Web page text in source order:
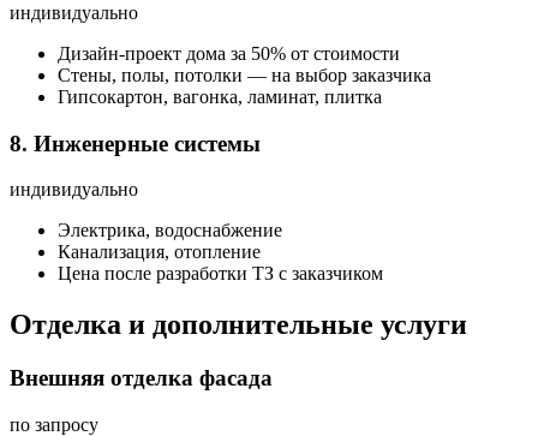
индивидуально
Дизайн-проект дома за 50% от стоимости
Стены, полы, потолки — на выбор заказчика
Гипсокартон, вагонка, ламинат, плитка
8. Инженерные системы
индивидуально
Электрика, водоснабжение
Канализация, отопление
Цена после разработки ТЗ с заказчиком
Отделка и дополнительные услуги
Внешняя отделка фасада
по запросу